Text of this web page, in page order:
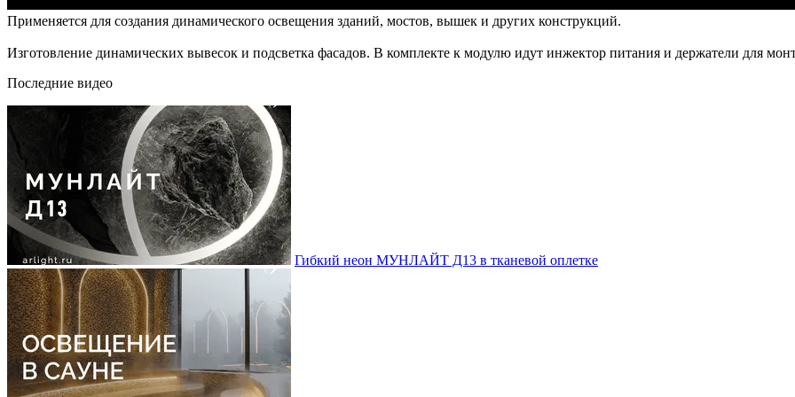
Применяется для создания динамического освещения зданий, мостов, вышек и других конструкций.
Изготовление динамических вывесок и подсветка фасадов. В комплекте к модулю идут инжектор питания и держатели для
Последние видео
Гибкий неон МУНЛАЙТ Д13 в тканевой оплетке